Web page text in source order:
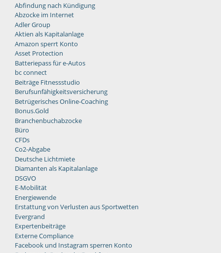
Abfindung nach Kündigung
Abzocke im Internet
Adler Group
Aktien als Kapitalanlage
Amazon sperrt Konto
Asset Protection
Batteriepass für e-Autos
bc connect
Beiträge Fitnessstudio
Berufsunfähigkeitsversicherung
Betrügerisches Online-Coaching
Bonus.Gold
Branchenbuchabzocke
Büro
CFDs
Co2-Abgabe
Deutsche Lichtmiete
Diamanten als Kapitalanlage
DSGVO
E-Mobilität
Energiewende
Erstattung von Verlusten aus Sportwetten
Evergrand
Expertenbeiträge
Externe Compliance
Facebook und Instagram sperren Konto